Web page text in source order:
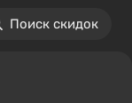
Поиск скидок